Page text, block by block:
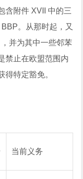
含附件 XVII 中的三
。从那时起，又
并为其中一些邻苯
禁止在欧盟范围内
得特定豁免。
当前义务